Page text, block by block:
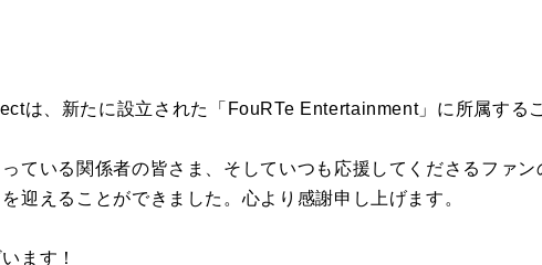
は、新たに設立された「FouRTe Entertainment」に所属する
ている関係者の皆さま、そしていつも応援してくださるファ
迎えることができました。心より感謝申し上げます。
ます！